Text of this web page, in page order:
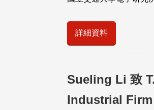
詳細資料
Sueling Li 致
Industrial Firm